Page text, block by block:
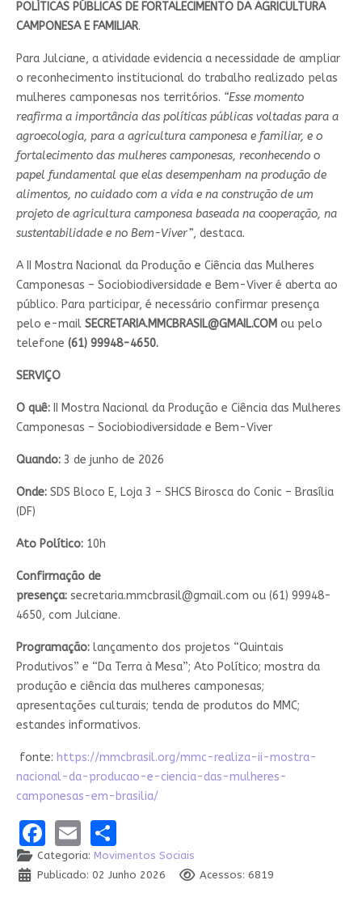
POLÍTICAS PÚBLICAS DE FORTALECIMENTO DA AGRICULTURA
CAMPONESA E FAMILIAR.
Para Julciane, a atividade evidencia a necessidade de ampliar
o reconhecimento institucional do trabalho realizado pelas
mulheres camponesas nos territórios. “Esse momento
reafirma a importância das políticas públicas voltadas para a
agroecologia, para a agricultura camponesa e familiar, e o
fortalecimento das mulheres camponesas, reconhecendo o
papel fundamental que elas desempenham na produção de
alimentos, no cuidado com a vida e na construção de um
projeto de agricultura camponesa baseada na cooperação, na
sustentabilidade e no Bem-Viver”, destaca.
A II Mostra Nacional da Produção e Ciência das Mulheres
Camponesas – Sociobiodiversidade e Bem-Viver é aberta ao
público. Para participar, é necessário confirmar presença
pelo e-mail SECRETARIA.MMCBRASIL@GMAIL.COM ou pelo
telefone (61) 99948-4650.
SERVIÇO
O quê:II Mostra Nacional da Produção e Ciência das Mulheres
Camponesas – Sociobiodiversidade e Bem-Viver
Quando:3 de junho de 2026
Onde:SDS Bloco E, Loja 3 – SHCS Birosca do Conic – Brasília
(DF)
Ato Político:10h
Confirmação de
presença: secretaria.mmcbrasil@gmail.com ou (61) 99948-
4650, com Julciane.
Programação:lançamento dos projetos “Quintais
Produtivos” e “Da Terra à Mesa”; Ato Político; mostra da
produção e ciência das mulheres camponesas;
apresentações culturais; tenda de produtos do MMC;
estandes informativos.
fonte: https://mmcbrasil.org/mmc-realiza-ii-mostra-
nacional-da-producao-e-ciencia-das-mulheres-
camponesas-em-brasilia/
Facebook
EmailShare
Categoria: Movimentos Sociais
Publicado: 02 Junho 2026
Acessos: 6819